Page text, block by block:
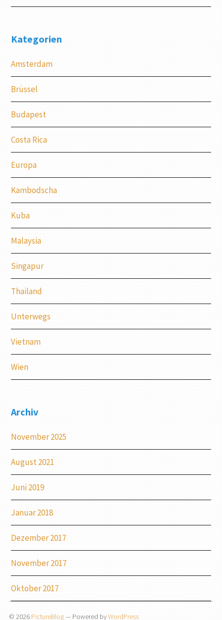
Kategorien
Amsterdam
Brüssel
Budapest
Costa Rica
Europa
Kambodscha
Kuba
Malaysia
Singapur
Thailand
Unterwegs
Vietnam
Wien
Archiv
November 2025
August 2021
Juni 2019
Januar 2018
Dezember 2017
November 2017
Oktober 2017
© 2026 PictureBlog— Powered byWordPress